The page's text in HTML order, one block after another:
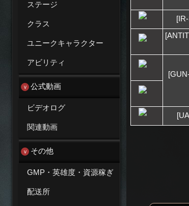
ステージ
クラス
ユニークキャラクター
アビリティ
公式動画
ビデオログ
関連動画
その他
GMP・英雄度・資源稼ぎ
配送所